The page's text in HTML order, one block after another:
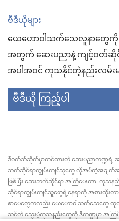
ဗီဒီယိုများ
ယေဟောဝါသက်သေလူနာတွေကို
အတွက် ဆေးပညာနဲ့ ကျင့်ဝတ်ဆို
အပါအဝင် ကုသနိုင်တဲ့နည်းလမ်းမ
ဗီဒီယို ကြည့်ပါ
ဒီဝက်ဘ်ဆိုက်မှာတင်ထားတဲ့ ဆေးပညာကဏ္ဍရဲ့
ဘက်ဆိုင်ရာကျွမ်းကျင်သူတွေ လိုအပ်တဲ့အချက်အ
ဖြစ်ပြီး ဆေးဘက်ဆိုင်ရာ အကြံပေးတာ၊ ကုသ
ဆိုင်ရာကျွမ်းကျင်သူတွေရဲ့နေရာကို အစားထိုး
စာပေတွေကလည်း ယေဟောဝါသက်သေတွေ ထု
သင့်တဲ့ သွေးမဲ့ကုသနည်းတွေကို ဒီကဏ္ဍမှာ အကြမ်း